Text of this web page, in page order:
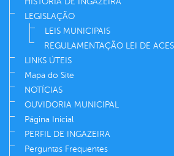
LEGISLAÇÃO
LEIS MUNICIPAIS
REGULAMENTAÇÃO LEI DE
LINKS ÚTEIS
Mapa do Site
NOTÍCIAS
OUVIDORIA MUNICIPAL
Página Inicial
PERFIL DE INGAZEIRA
Perguntas Frequentes